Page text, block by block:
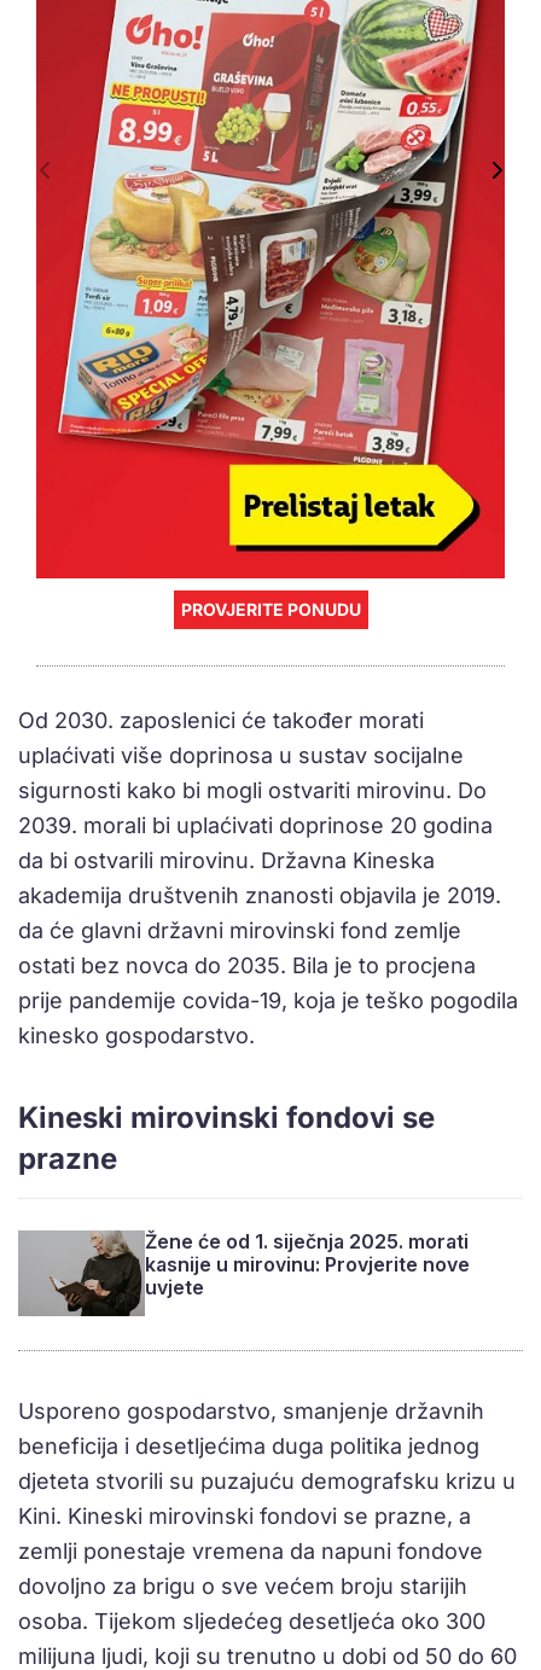
PROVJERITE PONUDU
Od 2030. zaposlenici će također morati
uplaćivati više doprinosa u sustav socijalne
sigurnosti kako bi mogli ostvariti mirovinu. Do
2039. morali bi uplaćivati doprinose 20 godina
da bi ostvarili mirovinu. Državna Kineska
akademija društvenih znanosti objavila je 2019.
da će glavni državni mirovinski fond zemlje
ostati bez novca do 2035. Bila je to procjena
prije pandemije covida-19, koja je teško pogodila
kinesko gospodarstvo.
Kineski mirovinski fondovi se
prazne
Žene će od 1. siječnja 2025. morati
kasnije u mirovinu: Provjerite nove
uvjete
Usporeno gospodarstvo, smanjenje državnih
beneficija i desetljećima duga politika jednog
djeteta stvorili su puzajuću demografsku krizu u
Kini. Kineski mirovinski fondovi se prazne, a
zemlji ponestaje vremena da napuni fondove
dovoljno za brigu o sve većem broju starijih
osoba. Tijekom sljedećeg desetljeća oko 300
milijuna ljudi, koji su trenutno u dobi od 50 do 60